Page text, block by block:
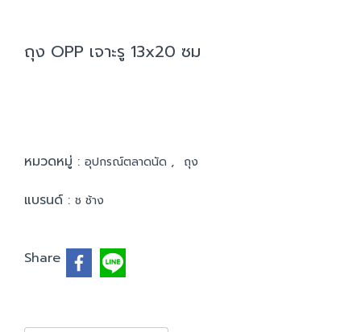
ถุง OPP เจาะรู 13x20 ซม
หมวดหมู่ : อุปกรณ์ตลาดนัด , ถุง
แบรนด์ : ช ช้าง
Share